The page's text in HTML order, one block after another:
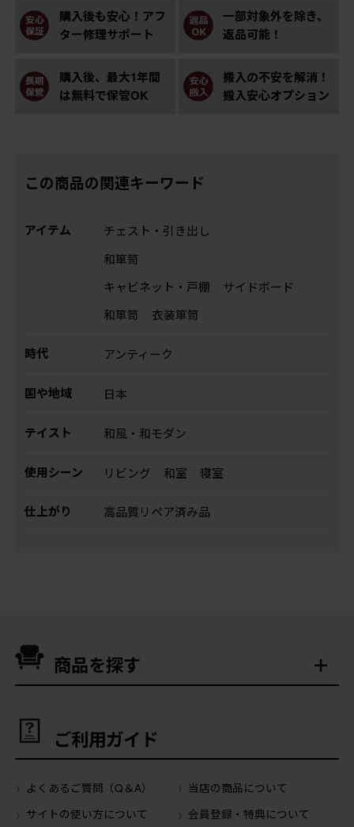
購入後も安心！アフ
ター修理サポート
一部対象外を除き、
返品可能！
購入後、最大1年間
は無料で保管OK
搬入の不安を解消！
搬入安心オプション
この商品の関連キーワード
アイテム
チェスト・引き出し
和箪笥
キャビネット・戸棚
サイドボード
和箪笥
衣装箪笥
時代 アンティーク
国や地域 日本
テイスト 和風・和モダン
使用シーン リビング 和室 寝室
仕上がり 高品質リペア済み品
商品を探す
ご利用ガイド
よくあるご質問（Q＆A）
当店の商品について
サイトの使い方について
会員登録・特典について